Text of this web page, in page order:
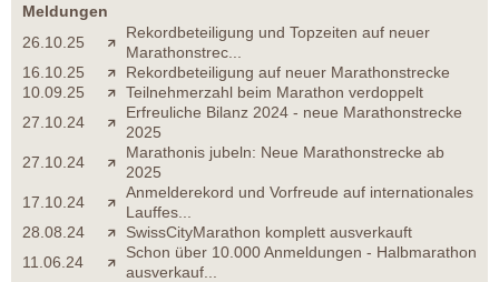
Meldungen
26.10.25
Rekordbeteiligung und Topzeiten auf neuer
Marathonstrec...
16.10.25
Rekordbeteiligung auf neuer Marathonstrecke
10.09.25
Teilnehmerzahl beim Marathon verdoppelt
27.10.24
Erfreuliche Bilanz 2024 - neue Marathonstrecke
2025
27.10.24
Marathonis jubeln: Neue Marathonstrecke ab
2025
17.10.24
Anmelderekord und Vorfreude auf internationales
Lauffes...
28.08.24
SwissCityMarathon komplett ausverkauft
11.06.24
Schon über 10.000 Anmeldungen - Halbmarathon
ausverkauf...